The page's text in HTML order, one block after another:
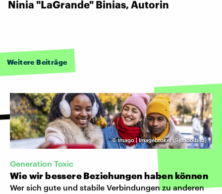
Ninia "LaGrande" Binias, Autorin
Weitere Beiträge
©Imago | Imagebroker (Symbolbild)
Generation Toxic
Wie wir bessere Beziehungen haben können
Wer sich gute und stabile Verbindungen zu anderen